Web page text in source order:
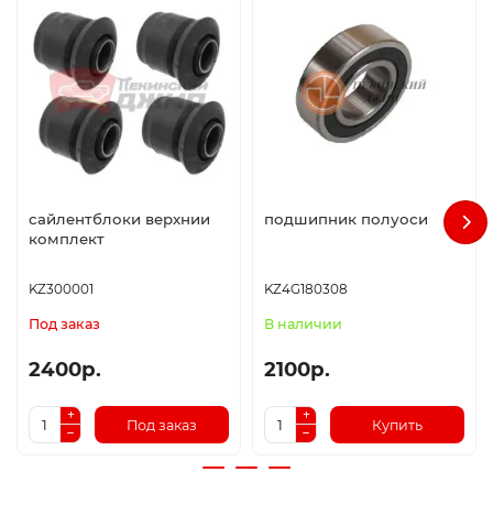
сайлентблоки верхнии
комплект
KZ300001
Под заказ
2400р.
Под заказ
подшипник полуоси
KZ4G180308
В наличии
2100р.
Купить